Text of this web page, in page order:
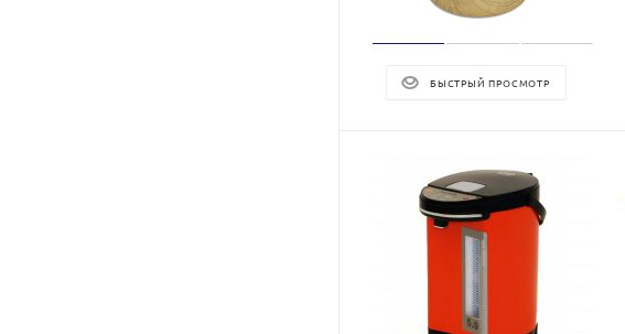
БЫСТРЫЙ ПРОСМОТР